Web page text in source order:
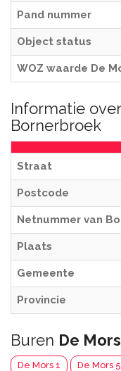
Pand nummer
Object status
WOZ waarde De
Informatie
Bornerbroek
Straat
Postcode
Netnummer van
Plaats
Gemeente
Provincie
Buren De
De Mors 1 De Mors 5